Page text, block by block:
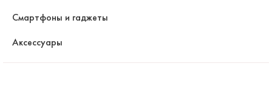
Смартфоны и гаджеты
Аксессуары